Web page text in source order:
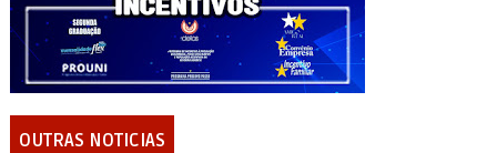
OUTRAS NOTICIAS